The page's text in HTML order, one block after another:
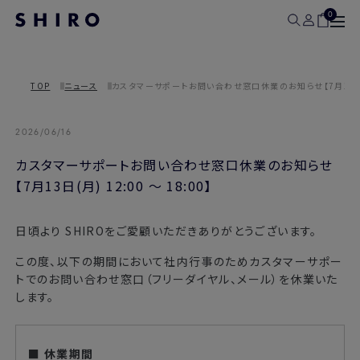
0
TOP ニュース カスタマーサポートお問い合わせ窓口休業のお知らせ【7月
2026/06/16
カスタマーサポートお問い合わせ窓口休業のお知らせ
【7月13日(月) 12:00 ～ 18:00】
日頃より SHIROをご愛顧いただきありがとうございます。
この度、以下の期間において社内行事のためカスタマーサポー
トでのお問い合わせ窓口（フリーダイヤル、メール）を休業いた
します。
■ 休業期間